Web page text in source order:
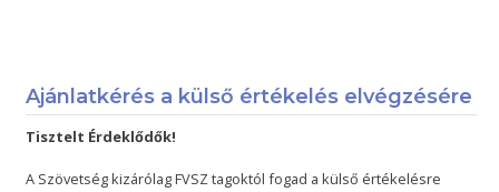
Ajánlatkérés a külső értékelés elvégzésére
Tisztelt Érdeklődők!
A Szövetség kizárólag FVSZ tagoktól fogad a külső értékelésre